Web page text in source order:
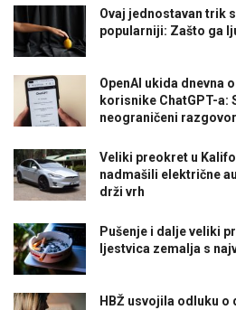
Ovaj jednostavan trik
popularniji: Zašto ga
OpenAI ukida dnevna
korisnike ChatGPT-a:
neograničeni
Veliki preokret u
nadmašili električne
drži vrh
Pušenje i dalje veliki
ljestvica zemalja s
HBŽ usvojila odluku